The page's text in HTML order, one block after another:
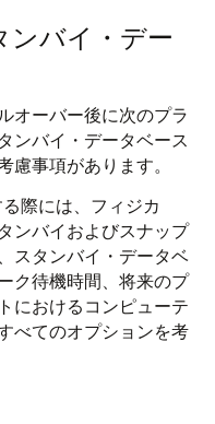
ンバイ・デー
オーバー後に次のプラ
ンバイ・データベース
慮事項があります。
際には、フィジカ
ンバイおよびスナップ
スタンバイ・データベ
ク待機時間、将来のプ
におけるコンピューテ
べてのオプションを考